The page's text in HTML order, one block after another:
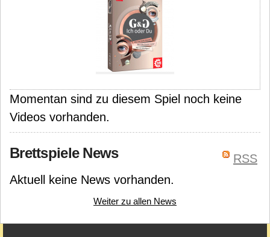
Momentan sind zu diesem Spiel noch keine
Videos vorhanden.
RSS
Brettspiele News
Aktuell keine News vorhanden.
Weiter zu allen News